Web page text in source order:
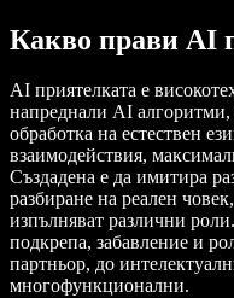
Какво прави AI
AI приятелката е
напреднали AI
обработка на естествен
взаимодействия,
Създадена е да имитира
разбиране на реален
изпълняват различни
подкрепа, забавление и
партньор, до
многофункционални.